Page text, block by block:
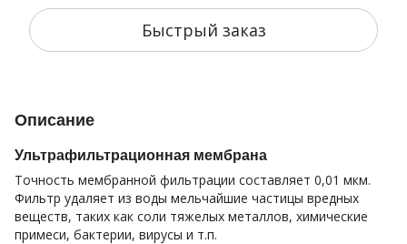
Быстрый заказ
Описание
Ультрафильтрационная мембрана
Точность мембранной фильтрации составляет 0,01 мкм.
Фильтр удаляет из воды мельчайшие частицы вредных
веществ, таких как соли тяжелых металлов, химические
примеси, бактерии, вирусы и т.п.